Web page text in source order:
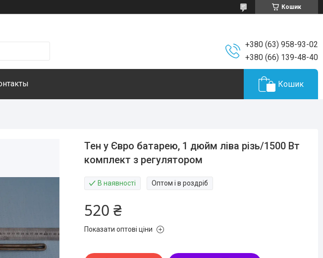
Кошик
+380 (63) 958-93-02
+380 (66) 139-48-40
Кошик
Тен у Євро батарею, 1 дюйм ліва різь/1500 Вт
комплект з регулятором
В наявності Оптом і в роздріб
520 ₴
Показати оптові ціни